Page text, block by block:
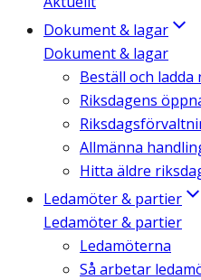
Dokument & lagar
Dokument & lagar
Beställ och ladda
Riksdagens
Allmänna
Hitta äldre
Ledamöter & partier
Ledamöter & partier
Ledamöterna
Så arbetar